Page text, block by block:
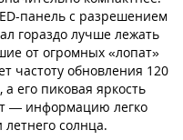
панель с разрешением
гораздо лучше лежать
от огромных «лопат»
частоту обновления 120
а его пиковая яркость
— информацию легко
солнца.